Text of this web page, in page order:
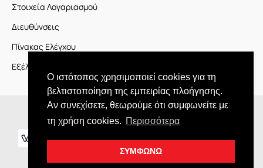
Ο ιστότοπος χρησιμοποιεί cookies για τη
βελτιστοποίηση της εμπειρίας πλοήγησης.
Αν συνεχίσετε, θεωρούμε ότι συμφωνείτε με
τη χρήση cookies. Περισσότερα
ΣΥΜΦΩΝΩ
Στοιχεία Λογαριασμού
Διευθύνσεις
Πίνακας Ελέγχου
Εξέλιξη Παραγγελίας
Copyright © 2026 JOY market